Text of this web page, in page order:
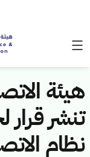
هيئة
تنشر قرار
نظام